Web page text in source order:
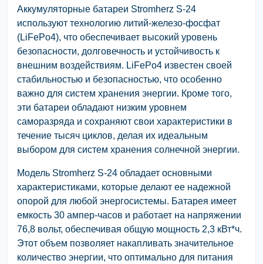
Аккумуляторные батареи Stromherz S-24
используют технологию литий-железо-фосфат
(LiFePo4), что обеспечивает высокий уровень
безопасности, долговечность и устойчивость к
внешним воздействиям. LiFePo4 известен своей
стабильностью и безопасностью, что особенно
важно для систем хранения энергии. Кроме того,
эти батареи обладают низким уровнем
саморазряда и сохраняют свои характеристики в
течение тысяч циклов, делая их идеальным
выбором для систем хранения солнечной энергии.
Модель Stromherz S-24 обладает основными
характеристиками, которые делают ее надежной
опорой для любой энергосистемы. Батарея имеет
емкость 30 ампер-часов и работает на напряжении
76,8 вольт, обеспечивая общую мощность 2,3 кВт*ч.
Этот объем позволяет накапливать значительное
количество энергии, что оптимально для питания